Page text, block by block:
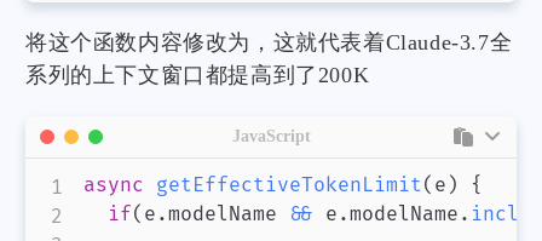
将这个函数内容修改为，这就代表着Claude-3.7全
系列的上下文窗口都提高到了200K
async getEffectiveTokenLimit( e )
{
if( e .modelName && e .modelName .
JavaScript